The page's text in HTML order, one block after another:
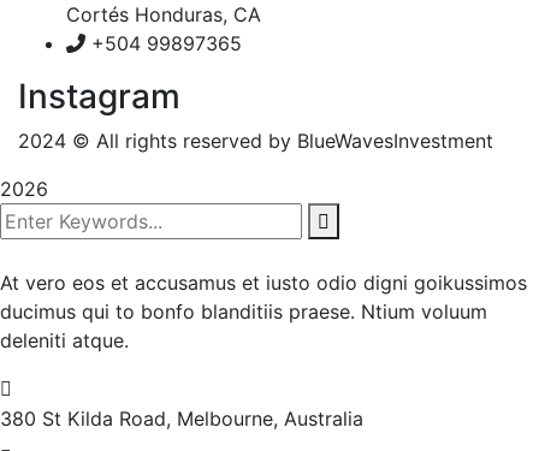
Cortés Honduras, CA
+504 99897365
Instagram
2024 © All rights reserved by BlueWavesInvestment
2026
At vero eos et accusamus et iusto odio digni goikussimos
ducimus qui to bonfo blanditiis praese. Ntium voluum
deleniti atque.
380 St Kilda Road, Melbourne, Australia